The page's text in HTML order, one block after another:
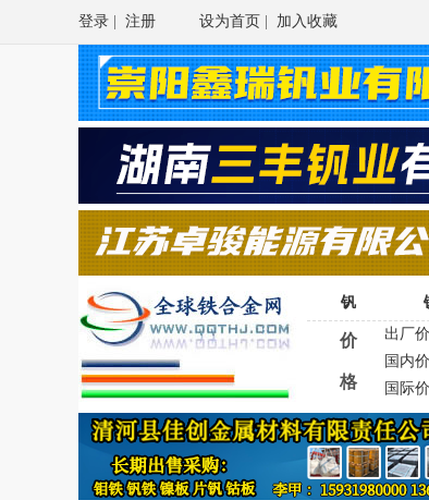
登录 注册 设为首页 加入收藏
钒
价
格
出厂
国内
国际